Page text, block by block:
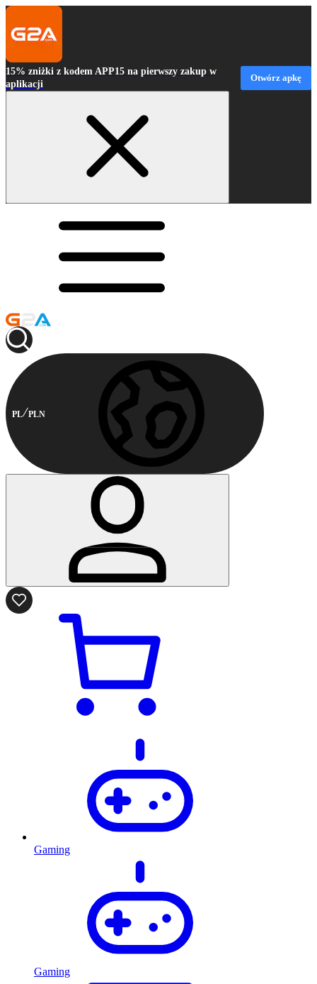
15% zniżki z kodem APP15 na pierwszy zakup w
aplikacji
Otwórz apkę
PL PLN
Gaming
Gaming